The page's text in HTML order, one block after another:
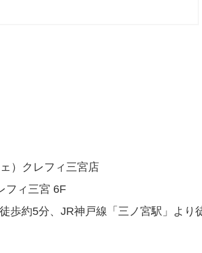
）クレフィ三宮店
フィ三宮 6F
歩約5分、JR神戸線「三ノ宮駅」より